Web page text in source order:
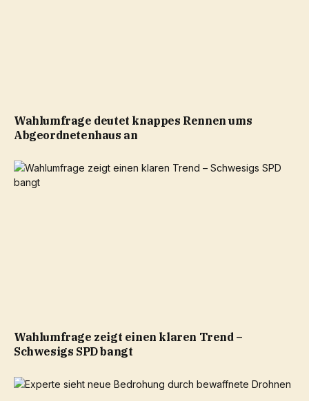
Wahlumfrage deutet knappes Rennen ums
Abgeordnetenhaus an
Wahlumfrage zeigt einen klaren Trend –
Schwesigs SPD bangt